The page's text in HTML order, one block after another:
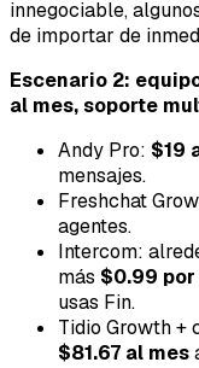
innegociable,
de importar de
Escenario 2:
al mes, soporte
Andy Pro: $19
mensajes.
Freshchat
agentes.
Intercom:
más $0.99
usas Fin.
Tidio Growth +
$81.67 al mes